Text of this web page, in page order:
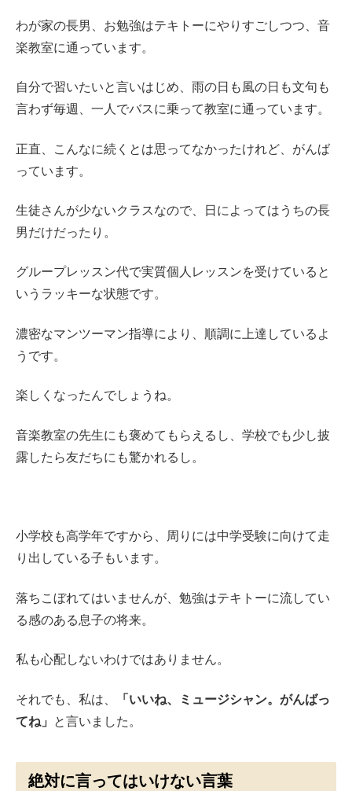
わが家の長男、お勉強はテキトーにやりすごしつつ、音
楽教室に通っています。
自分で習いたいと言いはじめ、雨の日も風の日も文句も
言わず毎週、一人でバスに乗って教室に通っています。
正直、こんなに続くとは思ってなかったけれど、がんば
っています。
生徒さんが少ないクラスなので、日によってはうちの長
男だけだったり。
グループレッスン代で実質個人レッスンを受けていると
いうラッキーな状態です。
濃密なマンツーマン指導により、順調に上達しているよ
うです。
楽しくなったんでしょうね。
音楽教室の先生にも褒めてもらえるし、学校でも少し披
露したら友だちにも驚かれるし。
小学校も高学年ですから、周りには中学受験に向けて走
り出している子もいます。
落ちこぼれてはいませんが、勉強はテキトーに流してい
る感のある息子の将来。
私も心配しないわけではありません。
それでも、私は、
「いいね、ミュージシャン。がんばっ
てね」
と言いました。
絶対に言ってはいけない言葉